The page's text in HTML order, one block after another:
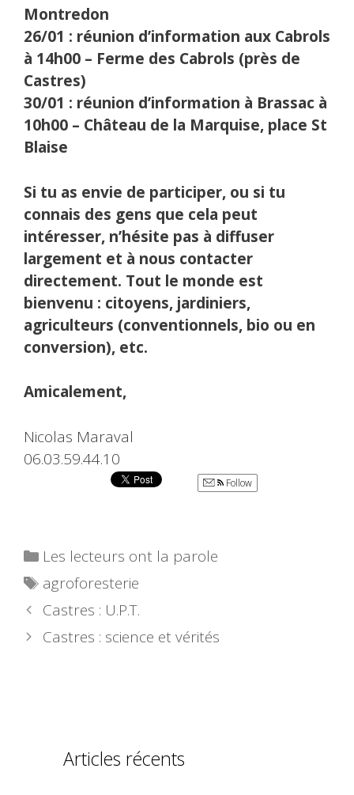
Montredon
26/01 : réunion d’information aux Cabrols
à 14h00 – Ferme des Cabrols (près de
Castres)
30/01 : réunion d’information à Brassac à
10h00 – Château de la Marquise, place St
Blaise
Si tu as envie de participer, ou si tu
connais des gens que cela peut
intéresser, n’hésite pas à diffuser
largement et à nous contacter
directement. Tout le monde est
bienvenu : citoyens, jardiniers,
agriculteurs (conventionnels, bio ou en
conversion), etc.
Amicalement,
Nicolas Maraval
06.03.59.44.10
Follow
Catégories
Les lecteurs ont la parole
Étiquettes
agroforesterie
Castres : U.P.T.
Castres : science et vérités
Articles récents